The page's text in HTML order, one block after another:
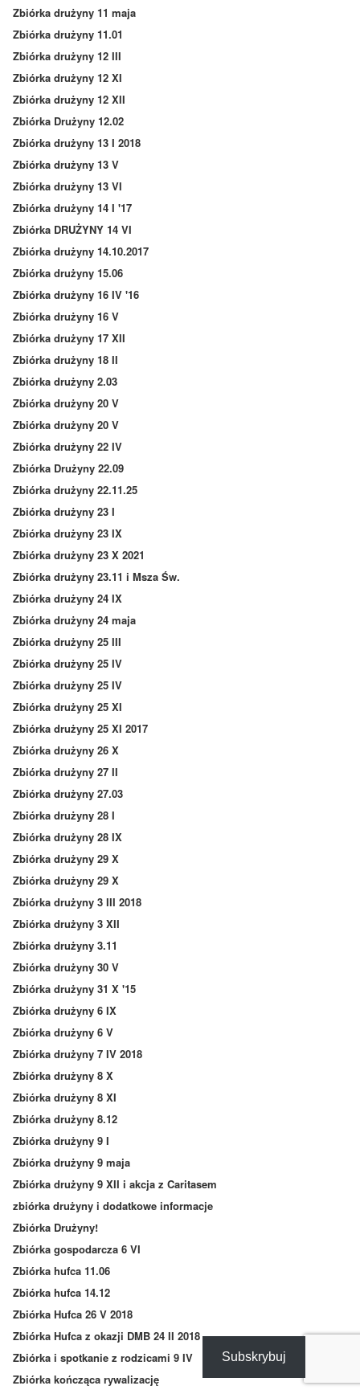
Zbiórka drużyny 11 maja
Zbiórka drużyny 11.01
Zbiórka drużyny 12 III
Zbiórka drużyny 12 XI
Zbiórka drużyny 12 XII
Zbiórka Drużyny 12.02
Zbiórka drużyny 13 I 2018
Zbiórka drużyny 13 V
Zbiórka drużyny 13 VI
Zbiórka drużyny 14 I '17
Zbiórka DRUŻYNY 14 VI
Zbiórka drużyny 14.10.2017
Zbiórka drużyny 15.06
Zbiórka drużyny 16 IV '16
Zbiórka drużyny 16 V
Zbiórka drużyny 17 XII
Zbiórka drużyny 18 II
Zbiórka drużyny 2.03
Zbiórka drużyny 20 V
Zbiórka drużyny 20 V
Zbiórka drużyny 22 IV
Zbiórka Drużyny 22.09
Zbiórka drużyny 22.11.25
Zbiórka drużyny 23 I
Zbiórka drużyny 23 IX
Zbiórka drużyny 23 X 2021
Zbiórka drużyny 23.11 i Msza Św.
Zbiórka drużyny 24 IX
Zbiórka drużyny 24 maja
Zbiórka drużyny 25 III
Zbiórka drużyny 25 IV
Zbiórka drużyny 25 IV
Zbiórka drużyny 25 XI
Zbiórka drużyny 25 XI 2017
Zbiórka drużyny 26 X
Zbiórka drużyny 27 II
Zbiórka drużyny 27.03
Zbiórka drużyny 28 I
Zbiórka drużyny 28 IX
Zbiórka drużyny 29 X
Zbiórka drużyny 29 X
Zbiórka drużyny 3 III 2018
Zbiórka drużyny 3 XII
Zbiórka drużyny 3.11
Zbiórka drużyny 30 V
Zbiórka drużyny 31 X '15
Zbiórka drużyny 6 IX
Zbiórka drużyny 6 V
Zbiórka drużyny 7 IV 2018
Zbiórka drużyny 8 X
Zbiórka drużyny 8 XI
Zbiórka drużyny 8.12
Zbiórka drużyny 9 I
Zbiórka drużyny 9 maja
Zbiórka drużyny 9 XII i akcja z Caritasem
zbiórka drużyny i dodatkowe informacje
Zbiórka Drużyny!
Zbiórka gospodarcza 6 VI
Zbiórka hufca 11.06
Zbiórka hufca 14.12
Zbiórka Hufca 26 V 2018
Zbiórka Hufca z okazji DMB 24 II 2018
Zbiórka i spotkanie z rodzicami 9 IV
Zbiórka kończąca rywalizację
Subskrybuj